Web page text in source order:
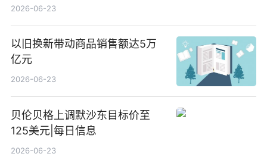
2026-06-23
以旧换新带动商品销售额达5万
亿元
2026-06-23
贝伦贝格上调默沙东目标价至
125美元|每日信息
2026-06-23